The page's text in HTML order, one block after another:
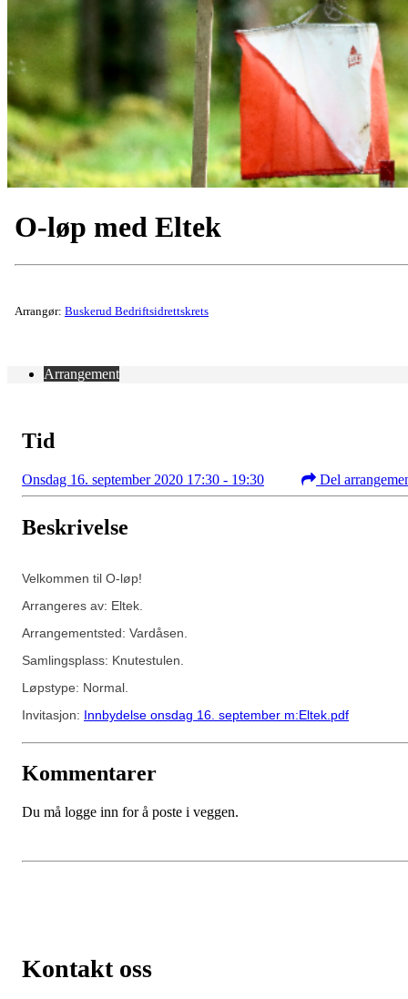
O-løp med Eltek
Arrangør: Buskerud Bedriftsidrettskrets
Arrangement
Tid
Onsdag 16. september 2020 17:30 - 19:30 Del
Beskrivelse
Velkommen til O-løp!
Arrangeres av: Eltek.
Arrangementsted: Vardåsen.
Samlingsplass: Knutestulen.
Løpstype: Normal.
Invitasjon: Innbydelse onsdag 16. september m:Eltek.pdf
Kommentarer
Du må logge inn for å poste i veggen.
Kontakt oss